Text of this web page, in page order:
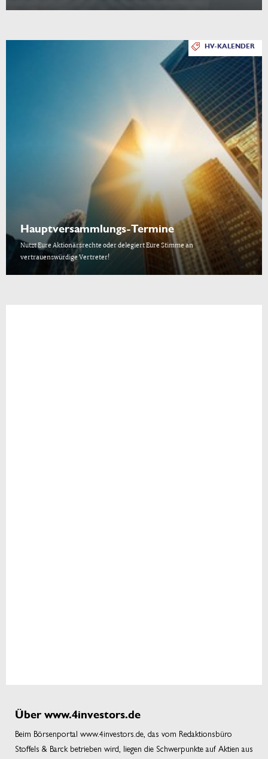
HV-KALENDER
Hauptversammlungs-Termine
Nutzt Eure Aktionärsrechte oder delegiert Eure Stimme an
vertrauenswürdige Vertreter!
Über www.4investors.de
Beim Börsenportal www.4investors.de, das vom Redaktionsbüro
Stoffels & Barck betrieben wird, liegen die Schwerpunkte auf Aktien aus